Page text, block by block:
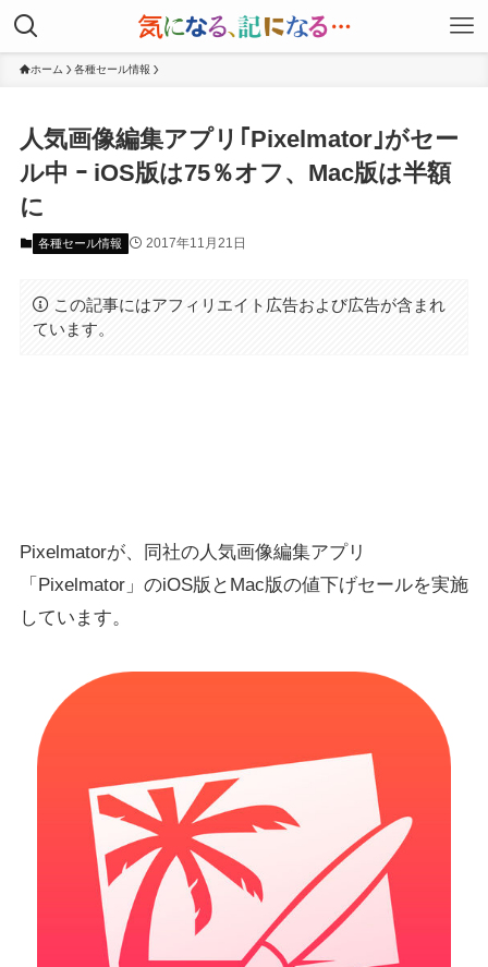
ホーム 各種セール情報
人気画像編集アプリ｢Pixelmator｣がセー
ル中 ｰ iOS版は75％オフ、Mac版は半額
に
各種セール情報 2017年11月21日
この記事にはアフィリエイト広告および広告が含まれ
ています。
Pixelmatorが、同社の人気画像編集アプリ
「Pixelmator」のiOS版とMac版の値下げセールを実施
しています。